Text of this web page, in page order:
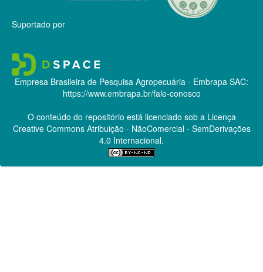
Suportado por
Empresa Brasileira de Pesquisa Agropecuária - Embrapa SAC:
https://www.embrapa.br/fale-conosco
O conteúdo do repositório está licenciado sob a Licença
Creative CommonsAtribuição - NãoComercial - SemDerivações
4.0 Internacional.